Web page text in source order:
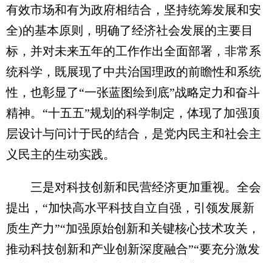
有效市场和有为政府相结合，坚持统筹发展和安
全)的基本原则，明确了经济社会发展的主要目
标，并对未来五年的工作作出全面部署，非常系
统科学，既展现了中共治国理政的前瞻性和系统
性，也彰显了“一张蓝图绘到底”战略定力和奋斗
精神。“十五五”规划的科学制定，体现了加强顶
层设计与问计于民的结合，是党内民主和社会主
义民主的生动实践。
三是对科技创新和民营经济更加重视。全会
提出，“加快高水平科技自立自强，引领发展新
质生产力”“加强原始创新和关键核心技术攻关，
推动科技创新和产业创新深度融合”“要充分激发